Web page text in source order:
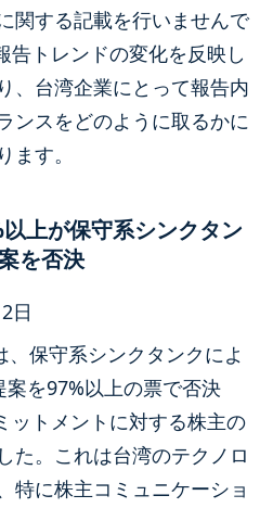
関する記載を行いませんで
告トレンドの変化を反映し
、台湾企業にとって報告内
ンスをどのように取るかに
す。
上が保守系シンクタン
を否決
日
保守系シンクタンクによ
案を97%以上の票で否決
ットメントに対する株主の
た。これは台湾のテクノロ
特に株主コミュニケーショ